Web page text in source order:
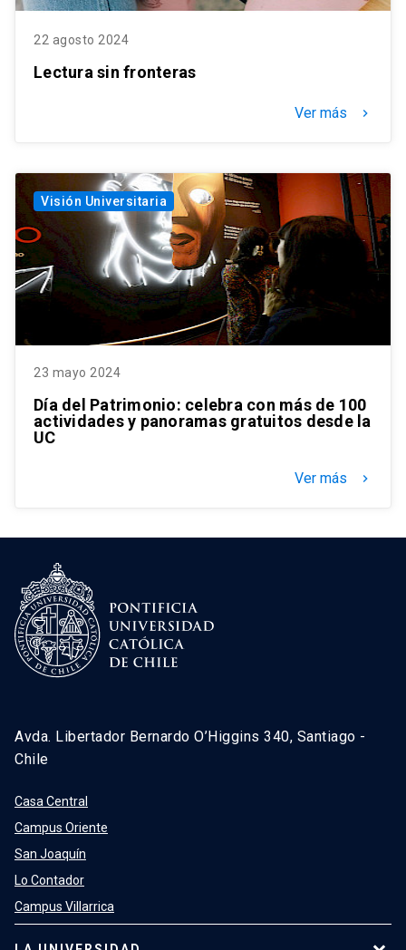
22 agosto 2024
Lectura sin fronteras
Ver más keyboard_arrow_right
Visión Universitaria
23 mayo 2024
Día del Patrimonio: celebra con más de 100
actividades y panoramas gratuitos desde la
UC
Ver más keyboard_arrow_right
Avda. Libertador Bernardo O’Higgins 340, Santiago -
Chile
Casa Central
Campus Oriente
San Joaquín
Lo Contador
Campus Villarrica